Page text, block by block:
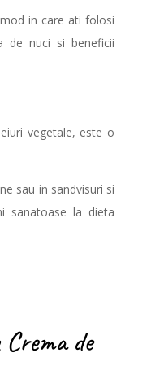
in care ati folosi
de nuci si beneficii
vegetale, este o
sau in sandvisuri si
sanatoase la dieta
de